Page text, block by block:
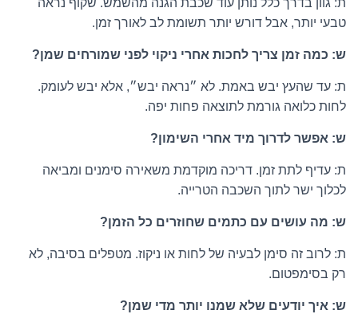
ת: גוון בדרך כלל נותן עוד שכבת הגנה מהשמש. שקוף נראה
טבעי יותר, אבל דורש יותר תשומת לב לאורך זמן.
ש: כמה זמן צריך לחכות אחרי ניקוי לפני שמורחים שמן?
ת: עד שהעץ יבש באמת. לא ״נראה יבש״, אלא יבש לעומק.
לחות כלואה גורמת לתוצאה פחות יפה.
ש: אפשר לדרוך מיד אחרי השימון?
ת: עדיף לתת זמן. דריכה מוקדמת משאירה סימנים ומביאה
לכלוך ישר לתוך השכבה הטרייה.
ש: מה עושים עם כתמים שחוזרים כל הזמן?
ת: לרוב זה סימן לבעיה של לחות או ניקוז. מטפלים בסיבה, לא
רק בסימפטום.
ש: איך יודעים שלא שמנו יותר מדי שמן?